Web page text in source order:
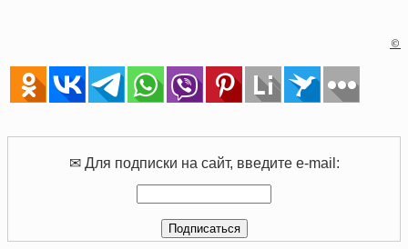
©
✉ Для подписки на сайт, введите e-mail: